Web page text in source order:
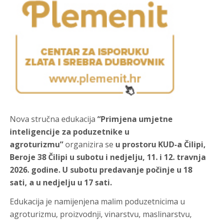
Nova stručna edukacija “Primjena umjetne
inteligencije za poduzetnike u
agroturizmu”organizira se u prostoru KUD-a Čilipi,
Beroje 38 Čilipi u subotu i nedjelju, 11. i 12. travnja
2026. godine. U subotu predavanje počinje u 18
sati, a u nedjelju u 17 sati.
Edukacija je namijenjena malim poduzetnicima u
agroturizmu, proizvodnji, vinarstvu, maslinarstvu,